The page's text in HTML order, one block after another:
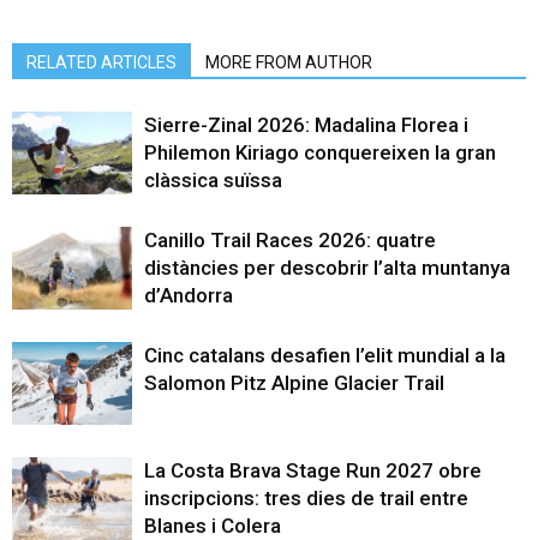
RELATED ARTICLES MORE FROM AUTHOR
Sierre-Zinal 2026: Madalina Florea i
Philemon Kiriago conquereixen la gran
clàssica suïssa
Canillo Trail Races 2026: quatre
distàncies per descobrir l’alta muntanya
d’Andorra
Cinc catalans desafien l’elit mundial a la
Salomon Pitz Alpine Glacier Trail
La Costa Brava Stage Run 2027 obre
inscripcions: tres dies de trail entre
Blanes i Colera